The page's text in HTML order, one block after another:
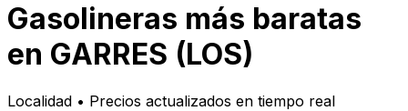
Gasolineras más baratas
en GARRES (LOS)
Localidad • Precios actualizados en tiempo real